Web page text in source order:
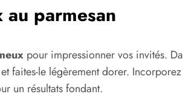
parmesan
pour impressionner vos invités.
faites-le légèrement dorer.
un résultats fondant.